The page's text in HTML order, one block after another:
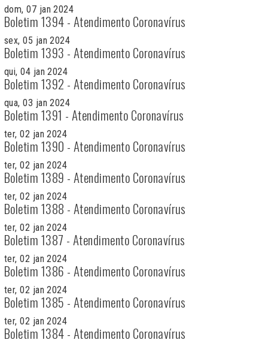
dom, 07 jan 2024
Boletim 1394 - Atendimento Coronavírus
sex, 05 jan 2024
Boletim 1393 - Atendimento Coronavírus
qui, 04 jan 2024
Boletim 1392 - Atendimento Coronavírus
qua, 03 jan 2024
Boletim 1391 - Atendimento Coronavírus
ter, 02 jan 2024
Boletim 1390 - Atendimento Coronavírus
ter, 02 jan 2024
Boletim 1389 - Atendimento Coronavírus
ter, 02 jan 2024
Boletim 1388 - Atendimento Coronavírus
ter, 02 jan 2024
Boletim 1387 - Atendimento Coronavírus
ter, 02 jan 2024
Boletim 1386 - Atendimento Coronavírus
ter, 02 jan 2024
Boletim 1385 - Atendimento Coronavírus
ter, 02 jan 2024
Boletim 1384 - Atendimento Coronavírus